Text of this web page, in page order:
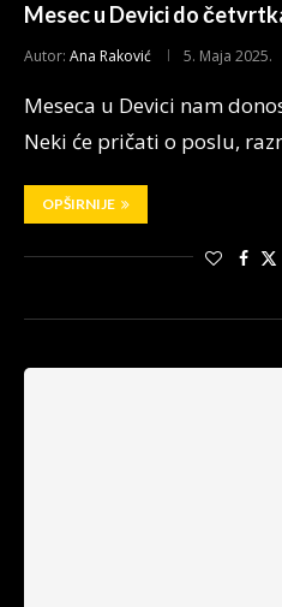
Mesec u Devici do
Autor: Ana Raković 5. Maja 2025.
Meseca u Devici nam
Neki će pričati o poslu,
OPŠIRNIJE